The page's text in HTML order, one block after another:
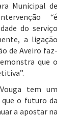
Municipal de
“é
do serviço
a ligação
de Aveiro faz-
que o
tem um
o futuro da
a apostar na